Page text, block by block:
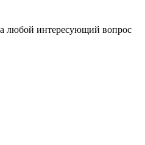
любой интересующий вопрос